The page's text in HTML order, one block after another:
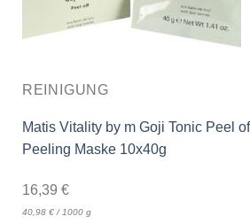
REINIGUNG
Matis Vitality by m Goji Tonic Peel
Peeling Maske 10x40g
16,39 €
40,98 €/ 1000 g